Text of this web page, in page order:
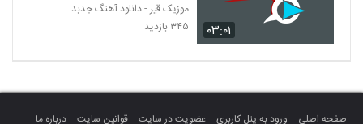
میثم سدرپوشان آهنگ حساسم به تو
۳۱۹ بازدید
2624
دانلود آهنگ احسان فخری عادت (Ehsan
۳۳۳ بازدید
۰۳:۰۱
موزیک قیر - دانلود آهنگ جدبد
۳۴۵ بازدید
صفحه اصلی ورود به پنل کاربری عضویت در سایت قوانین سایت درباره ما